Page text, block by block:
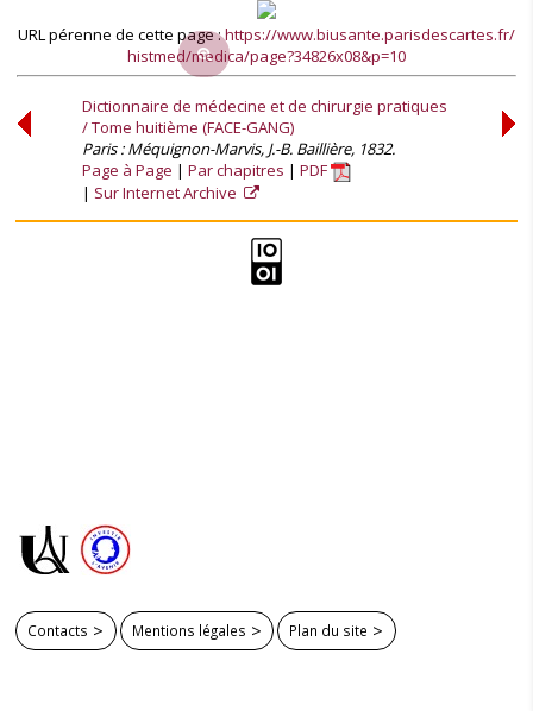
URL pérenne de cette page :https://www.biusante.parisdescartes.fr/
histmed/medica/page?34826x08&p=10
Dictionnaire de médecine et de chirurgie pratiques
/ Tome huitième (FACE-GANG)
Paris : Méquignon-Marvis, J.-B. Baillière, 1832.
Page à Page
Par chapitres
PDF
Sur Internet Archive
Contacts Mentions légales Plan du site